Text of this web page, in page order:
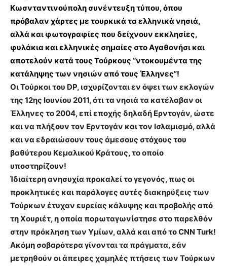
Κωσνταντινούπολη συνέντευξη τύπου, όπου
πρόβαλαν χάρτες με τουρκικά τα ελληνικά νησιά,
αλλά και φωτογραφίες που δείχνουν εκκλησίες,
φυλάκια και ελληνικές σημαίες στο Αγαθονήσι και
αποτελούν κατά τους Τούρκους “ντοκουμέντα της
κατάληψης των νησιών από τους Έλληνες”!
Οι Τούρκοι του DP, ισχυρίζονται εν όψει των εκλογών
της 12ης Ιουνίου 2011, ότι τα νησιά τα κατέλαβαν οι
Έλληνες το 2004, επί εποχής δηλαδή Ερντογάν, ώστε
και να πλήξουν τον Ερντογάν και τον Ισλαμισμό, αλλά
και να εδραιώσουν τους άμεσους στόχους του
βαθύτερου Κεμαλικού Κράτους, το οποίο
υποστηρίζουν!
Ίδιαίτερη ανησυχία προκαλεί το γεγονός, πως οι
προκλητικές και παράλογες αυτές διακηρύξεις των
Τούρκων έτυχαν ευρείας κάλυψης και προβολής από
τη Χουριέτ, η οποία πορωταγωνίστησε στο παρελθόν
στην πρόκληση των Υμίων, αλλά και από το CNN Turk!
Ακόμη σοβαρότερα γίνονται τα πράγματα, εάν
μετρηθούν οι άπειρες χαμηλές πτήσεις των Τούρκων